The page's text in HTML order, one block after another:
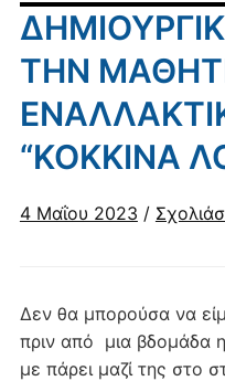
ΤΗΝ
“ΚΟΚΚΙΝΑ
4 Μαΐου 2023 /
Δεν θα μπορούσα να
πριν από μια βδομάδα
με πάρει μαζί της στο